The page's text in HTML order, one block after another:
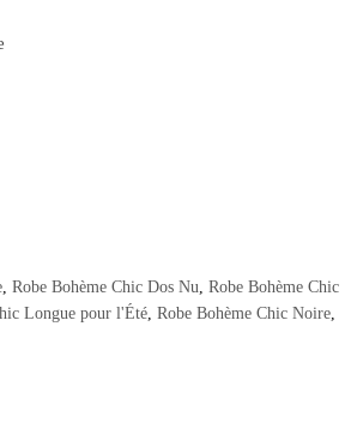
, Robe Bohème Chic Dos Nu Robe Bohème Chic
Longue pour l'Été Robe Bohème Chic Noire